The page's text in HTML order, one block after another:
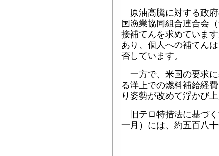
原油高騰に対する政
国漁業協同組合連合会
接補てんを求めていま
あり、個人への補てん
否しています。
一方で、米国の要求
る洋上での燃料補給経
り姿勢が改めて浮かび
旧テロ特措法に基づ
一月）には、約五百八